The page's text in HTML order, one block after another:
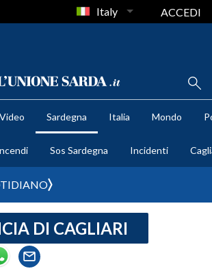
Italy ACCEDI
Video Sardegna Italia Mondo
Sos Sardegna Incidenti
DI CAGLIARI